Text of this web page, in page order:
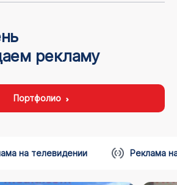
рекламу
Портфолио
на телевидении Реклама